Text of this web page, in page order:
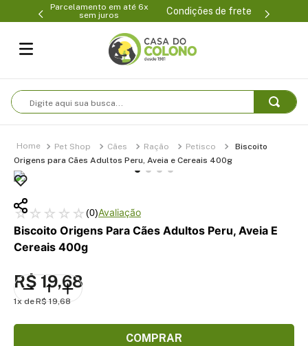
Parcelamento em até 6x
sem juros
Condições de frete
Digite aqui sua busca...
Pet Shop Cães Ração Petisco
Biscoito
Origens para Cães Adultos Peru, Aveia e Cereais 400g
☆☆ ☆ ☆ ☆(0)
Biscoito Origens Para Cães Adultos Peru, Aveia E
Cereais 400g
R$19,68
1 R$ 19,68
COMPRAR